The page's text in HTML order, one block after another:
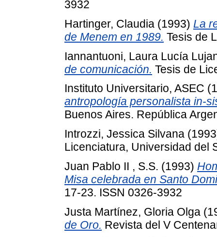
3932
Hartinger, Claudia (1993) La
de Menem en 1989. Tesis de
Iannantuoni, Laura Lucía
de comunicación. Tesis de
Instituto Universitario, ASEC
antropología personalista in-
Buenos Aires. República
Introzzi, Jessica Silvana
Licenciatura, Universidad del
Juan Pablo II , S.S. (1993)
Misa celebrada en Santo
17-23. ISSN 0326-3932
Justa Martínez, Gloria Olga
de Oro. Revista del V